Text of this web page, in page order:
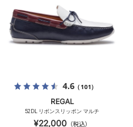
4.6（101）
REGAL
52DL リボンスリッポン マルチ
¥22,000（税込）